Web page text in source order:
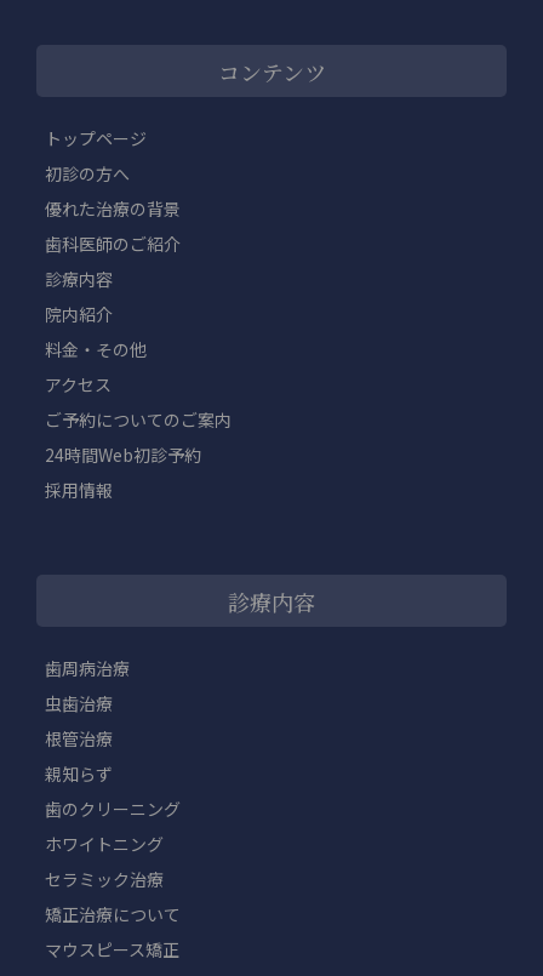
コンテンツ
トップページ
初診の方へ
優れた治療の背景
歯科医師のご紹介
診療内容
院内紹介
料金・その他
アクセス
ご予約についてのご案内
24時間Web初診予約
採用情報
診療内容
歯周病治療
虫歯治療
根管治療
親知らず
歯のクリーニング
ホワイトニング
セラミック治療
矯正治療について
マウスピース矯正